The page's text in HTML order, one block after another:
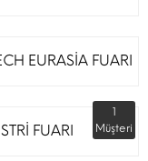
EURASİA FUARI
FUARI
1
Müşteri